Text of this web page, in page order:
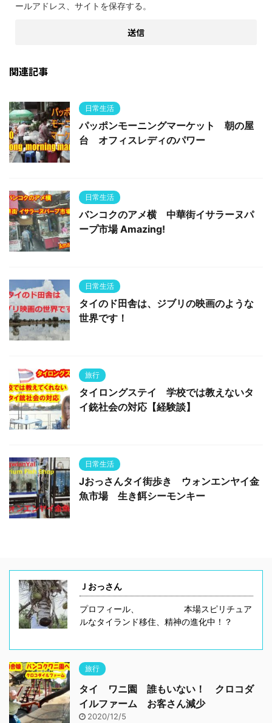
ールアドレス、サイトを保存する。
関連記事
日常生活
パッポンモーニングマーケット 朝の屋
台 オフィスレディのパワー
日常生活
バンコクのアメ横 中華街イサラーヌパ
ープ市場 Amazing!
日常生活
タイのド田舎は、ジブリの映画のような
世界です！
旅行
タイロングステイ 学校では教えないタ
イ銃社会の対応【経験談】
日常生活
Jおっさんタイ街歩き ウォンエンヤイ金
魚市場 生き餌シーモンキー
Ｊおっさん
プロフィール、 本場スピリチュア
ルなタイランド移住、精神の進化中！？
旅行
タイ ワニ園 誰もいない！ クロコダ
イルファーム お客さん減少
2020/12/5